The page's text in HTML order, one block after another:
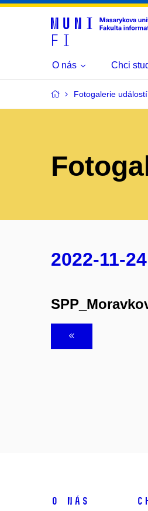
O nás Chci
Fotogalerie událostí
2022-11-
O NÁS